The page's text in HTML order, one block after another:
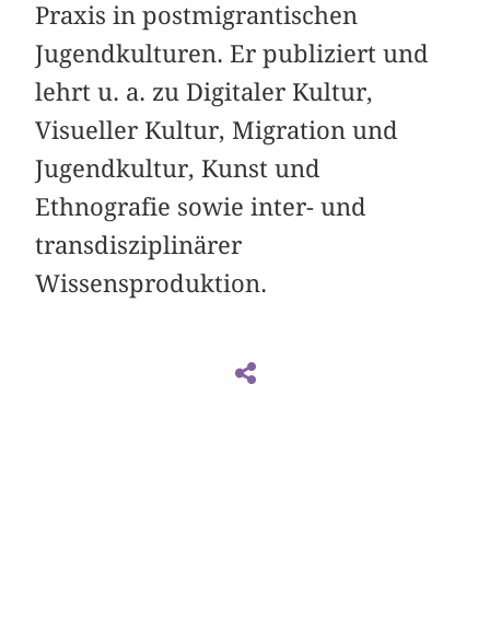
Praxis in postmigrantischen
Jugendkulturen. Er publiziert und
lehrt u. a. zu Digitaler Kultur,
Visueller Kultur, Migration und
Jugendkultur, Kunst und
Ethnografie sowie inter- und
transdisziplinärer
Wissensproduktion.